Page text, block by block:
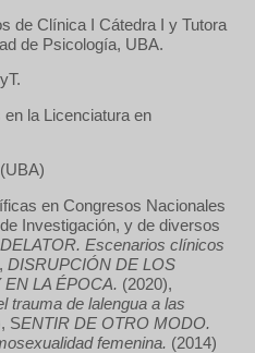
de Clínica I Cátedra I y Tutora
de Psicología, UBA.
la Licenciatura en
en Congresos Nacionales
Investigación, y de diversos
Escenarios clínicos
DISRUPCIÓN DE LOS
LA ÉPOCA. (2020),
trauma de lalengua a las
SENTIR DE OTRO MODO.
femenina. (2014)